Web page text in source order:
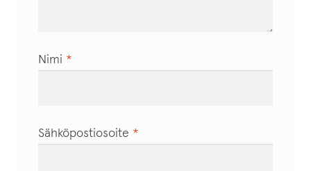
Nimi *
Sähköpostiosoite *